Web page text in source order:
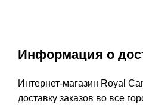
Информация о
Интернет-магазин Royal
доставку заказов во все